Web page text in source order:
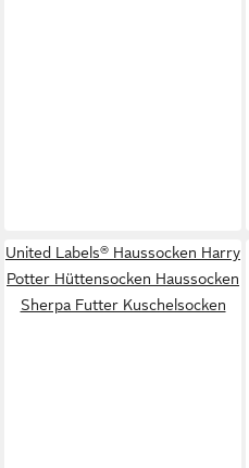
United Labels® Haussocken Harry
Potter Hüttensocken Haussocken
Sherpa Futter Kuschelsocken